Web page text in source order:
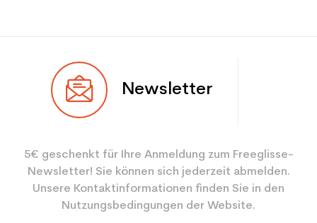
Newsletter
5€ geschenkt für Ihre Anmeldung zum Freeglisse-
Newsletter! Sie können sich jederzeit abmelden.
Unsere Kontaktinformationen finden Sie in den
Nutzungsbedingungen der Website.